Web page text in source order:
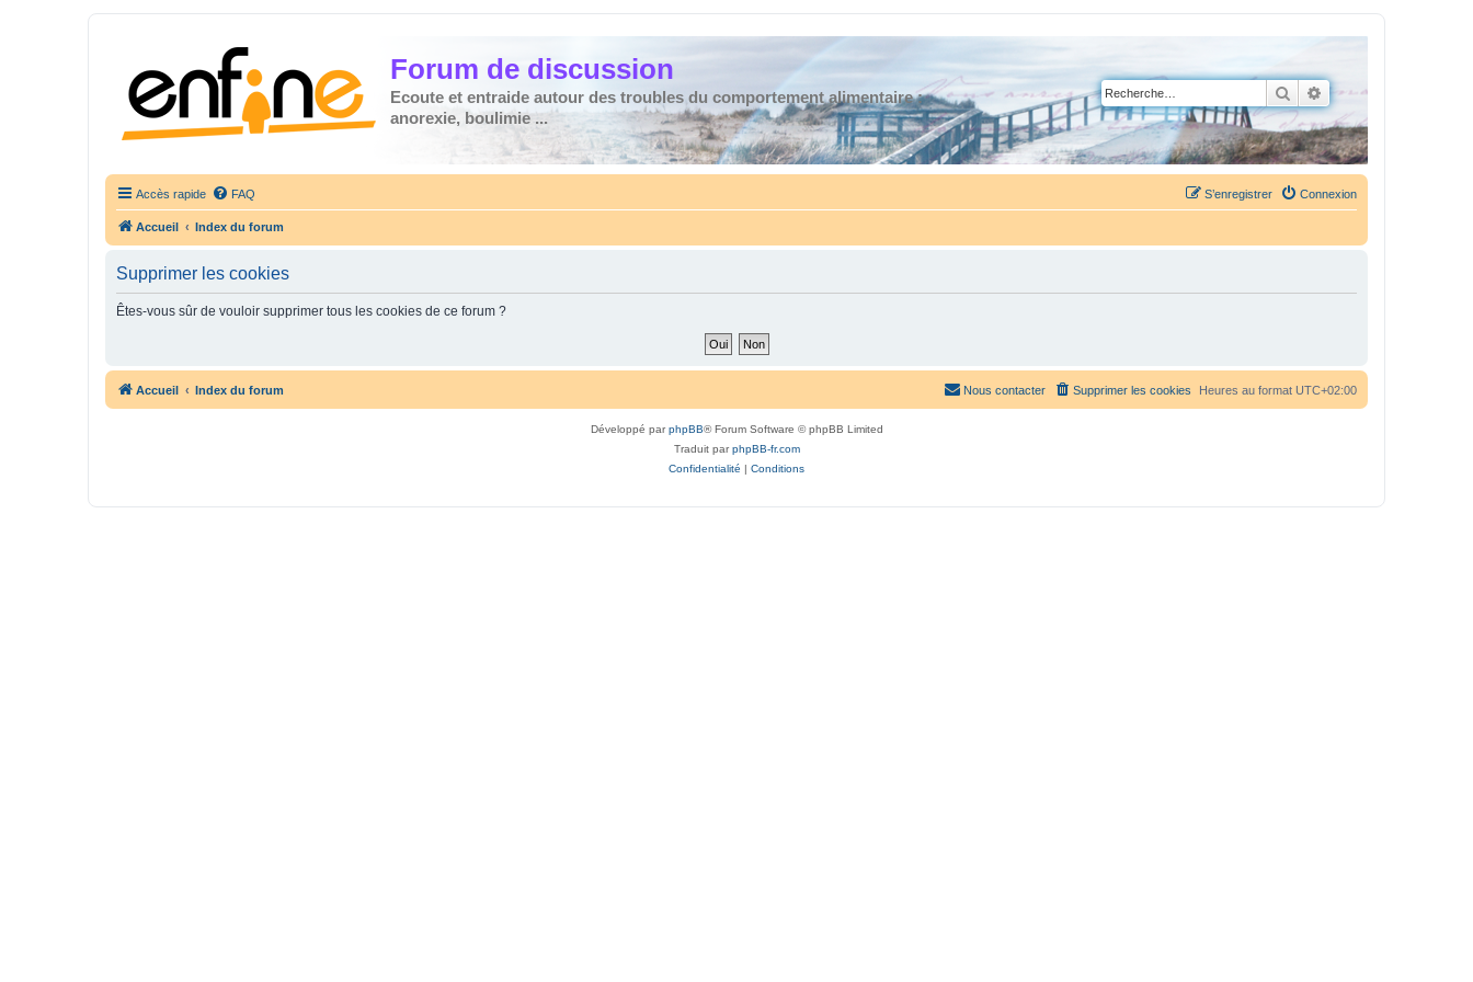
Forum de discussion
Ecoute et entraide autour des troubles du comportement alimentaire :
anorexie, boulimie ...
Rechercher
Recherche avancée
Accès rapide FAQ Connexion
S’enregistrer
Accueil Index du forum
Supprimer les cookies
Êtes-vous sûr de vouloir supprimer tous les cookies de ce forum ?
Accueil Index du forum Heures au format UTC+02:00
Supprimer les cookies
Nous contacter
Développé parphpBB® Forum Software © phpBB Limited
Traduit parphpBB-fr.com
Confidentialité | Conditions